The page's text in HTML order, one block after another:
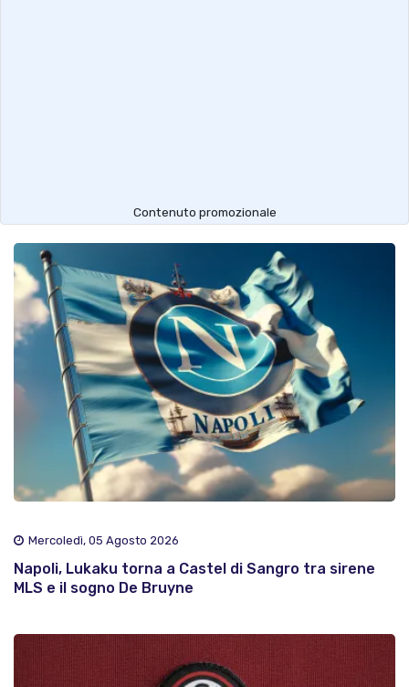
Contenuto promozionale
Mercoledì, 05 Agosto 2026
Napoli, Lukaku torna a Castel di Sangro tra sirene
MLS e il sogno De Bruyne